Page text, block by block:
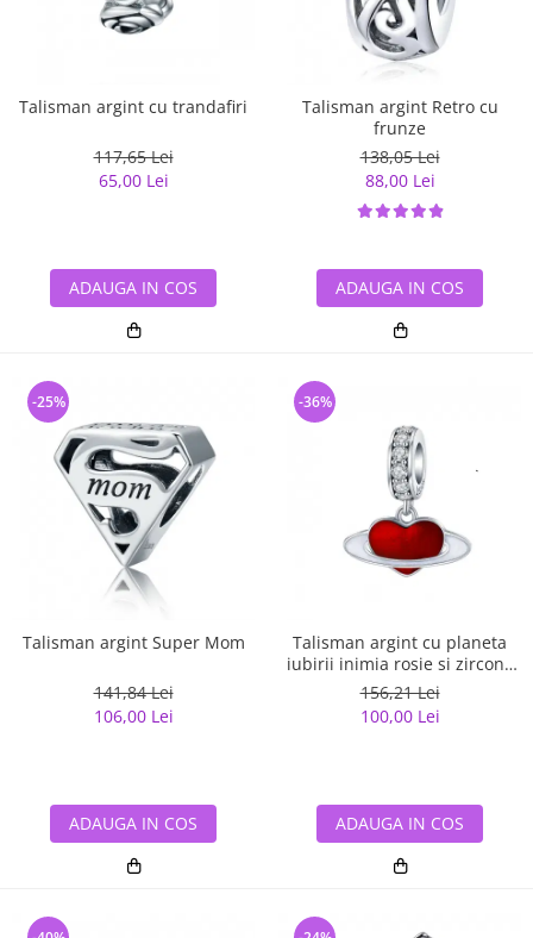
Talisman argint cu trandafiri
117,65 Lei
65,00 Lei
ADAUGA IN COS
Talisman argint Retro cu
frunze
138,05 Lei
88,00 Lei
ADAUGA IN COS
Talisman argint Super Mom
141,84 Lei
106,00 Lei
-25%
ADAUGA IN COS
Talisman argint cu planeta
iubirii inimia rosie si zirconii
albe
156,21 Lei
100,00 Lei
-36%
ADAUGA IN COS